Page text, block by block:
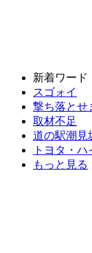
新着ワード
スゴォイ
撃ち落とせ
取材不足
道の駅潮見
トヨタ・
もっと見る